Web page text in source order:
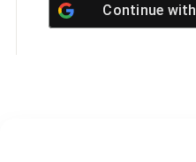
Continue with